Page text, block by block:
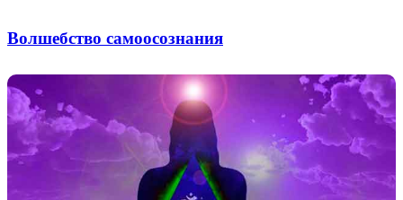
Волшебство самоосознания